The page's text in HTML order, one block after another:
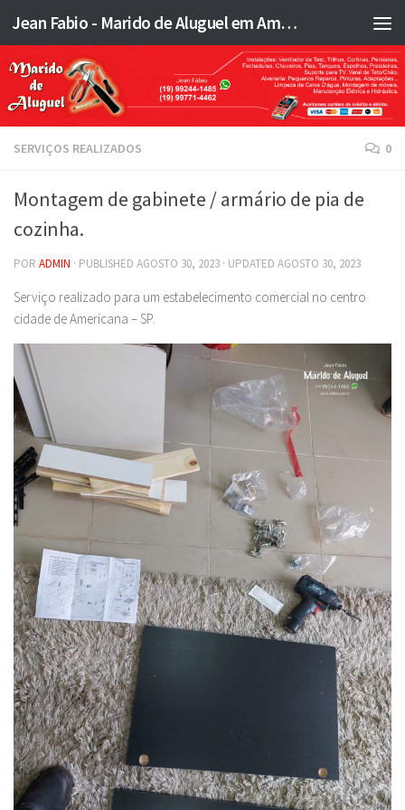
Skip to content Jean Fabio - Marido de Aluguel em Americana SP e região - JFMA
SERVIÇOS REALIZADOS 0
Montagem de gabinete / armário de pia de
cozinha.
POR ADMIN · PUBLISHED AGOSTO 30, 2023 · UPDATED AGOSTO 30, 2023
Serviço realizado para um estabelecimento comercial no centro
cidade de Americana – SP.